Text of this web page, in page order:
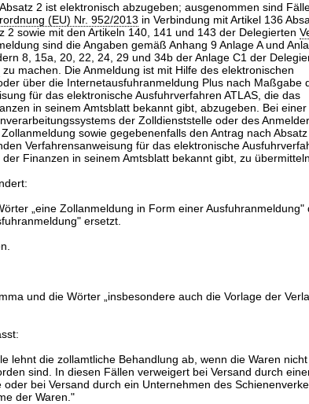
2 ist elektronisch abzugeben; ausgenommen sind
(EU) Nr. 952/2013 in Verbindung mit Artikel 136
2 sowie mit den Artikeln 140, 141 und 143 der Delegierten
sind die Angaben gemäß Anhang 9 Anlage A und
8, 15a, 20, 22, 24, 29 und 34b der Anlage C1 der
zu machen. Die Anmeldung ist mit Hilfe des elektronischen
über die Internetausfuhranmeldung Plus nach Maßgabe
für das elektronische Ausfuhrverfahren ATLAS, die das
in seinem Amtsblatt bekannt gibt, abzugeben. Bei einer
der Zolldienststelle oder des
sowie gegebenenfalls den Antrag nach
Verfahrensanweisung für das elektronische
Finanzen in seinem Amtsblatt bekannt gibt, zu
„eine Zollanmeldung in Form einer Ausfuhranmeldung"
ersetzt.
und die Wörter „insbesondere auch die Vorlage der
lehnt die zollamtliche Behandlung ab, wenn die Waren
sind. In diesen Fällen verweigert bei Versand durch
oder bei Versand durch ein Unternehmen des
der Waren."